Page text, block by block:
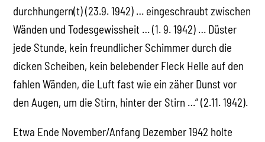
durchhungern(t) (23.9. 1942) … eingeschraubt zwischen
Wänden und Todesgewissheit … (1. 9. 1942) … Düster
jede Stunde, kein freundlicher Schimmer durch die
dicken Scheiben, kein belebender Fleck Helle auf den
fahlen Wänden, die Luft fast wie ein zäher Dunst vor
den Augen, um die Stirn, hinter der Stirn …“ (2.11. 1942).
Etwa Ende November/Anfang Dezember 1942 holte